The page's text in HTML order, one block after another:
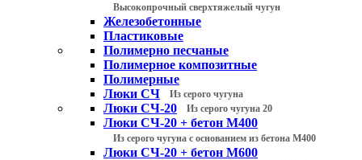
Высокопрочный сверхтяжелый чугун
Железобетонные
Пластиковые
Полимерно песчаные
Полимерное композитные
Полимерные
Люки СЧ
Из серого чугуна
Люки СЧ-20 Из серого чугуна 20
Люки СЧ-20 + бетон М400
Из серого чугуна с основанием из бетона М400
Люки СЧ-20 + бетон М600